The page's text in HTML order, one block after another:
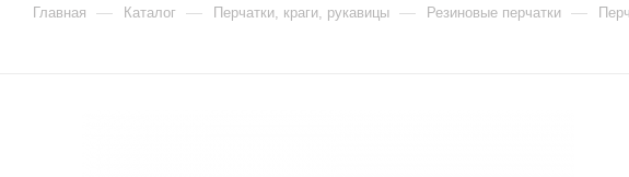
Главная — Каталог — Перчатки, краги, рукавицы — Резиновые перчатки —